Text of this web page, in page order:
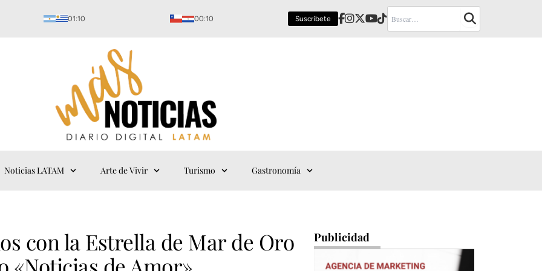
01:10 00:10 Suscríbete
Noticias LATAM Arte de Vivir Turismo Gastronomía
con la Estrella de Mar de Oro
Publicidad